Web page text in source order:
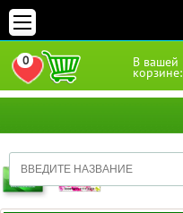
В вашей
корзине:
0
ПЕРЕЙТИ В ИЗБРАННОЕ